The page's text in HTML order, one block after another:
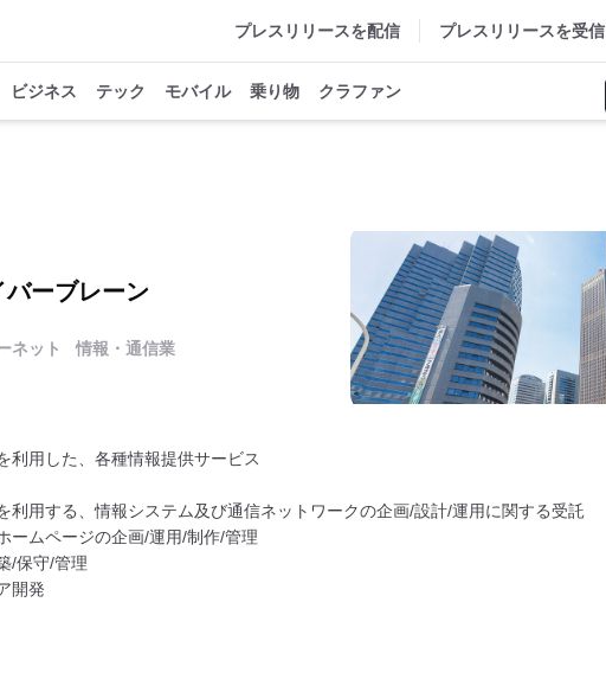
プレスリリースを配信 プレスリリースを受信
ビジネス テック モバイル 乗り物 クラファン
ーブレーン
ネット 情報・通信業
利用した、各種情報提供サービス
利用する、情報システム及び通信ネットワークの企画/設計/運用に関する受託
ームページの企画/運用/制作/管理
/保守/管理